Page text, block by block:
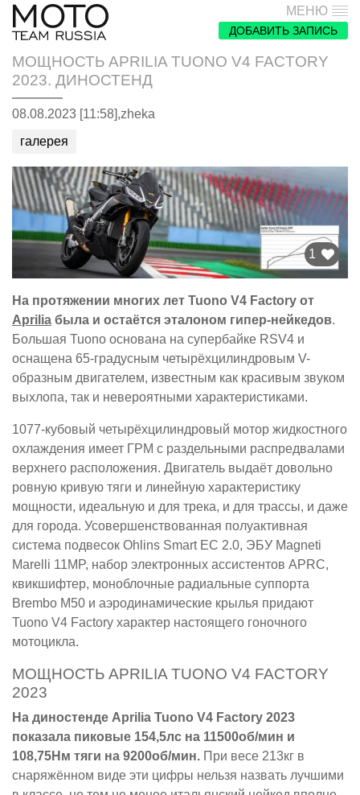
МЕНЮ
ДОБАВИТЬ ЗАПИСЬ
МОЩНОСТЬ APRILIA TUONO V4 FACTORY
2023. ДИНОСТЕНД
08.08.2023 [11:58],zheka
галерея
1
На протяжении многих лет Tuono V4 Factory от
Aprilia была и остаётся эталоном гипер-нейкедов.
Большая Tuono основана на супербайке RSV4 и
оснащена 65-градусным четырёхцилиндровым V-
образным двигателем, известным как красивым звуком
выхлопа, так и невероятными характеристиками.
1077-кубовый четырёхцилиндровый мотор жидкостного
охлаждения имеет ГРМ с раздельными распредвалами
верхнего расположения. Двигатель выдаёт довольно
ровную кривую тяги и линейную характеристику
мощности, идеальную и для трека, и для трассы, и даже
для города. Усовершенствованная полуактивная
система подвесок Ohlins Smart EC 2.0, ЭБУ Magneti
Marelli 11MP, набор электронных ассистентов APRC,
квикшифтер, моноблочные радиальные суппорта
Brembo M50 и аэродинамические крылья придают
Tuono V4 Factory характер настоящего гоночного
мотоцикла.
МОЩНОСТЬ APRILIA TUONO V4 FACTORY
2023
На диностенде Aprilia Tuono V4 Factory 2023
показала пиковые 154,5лс на 11500об/мин и
108,75Нм тяги на 9200об/мин. При весе 213кг в
снаряжённом виде эти цифры нельзя назвать лучшими